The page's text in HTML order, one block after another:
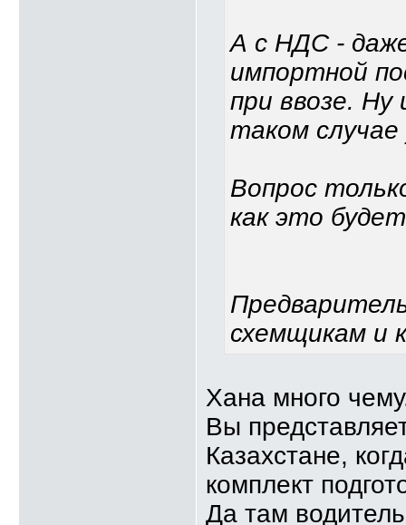
А с НДС -
импортной
при ввозе.
таком случае
Вопрос
как это
схемщикам и
Хана много
Вы
Казахстане,
комплект
Да там